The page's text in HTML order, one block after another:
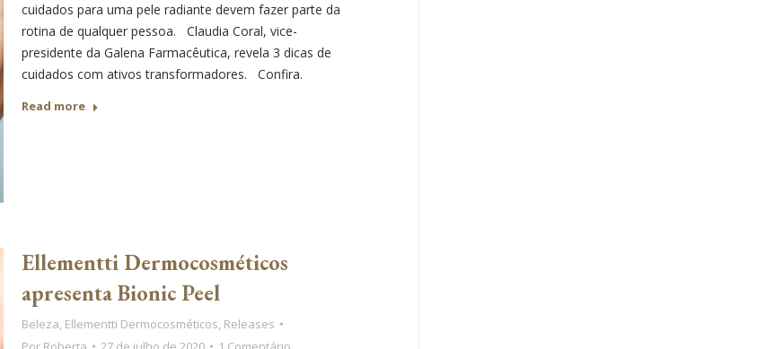
cuidados para uma pele radiante devem fazer parte da
rotina de qualquer pessoa. Claudia Coral, vice-
presidente da Galena Farmacêutica, revela 3 dicas de
cuidados com ativos transformadores. Confira.
Read more
Ellementti Dermocosméticos
apresenta Bionic Peel
Beleza Ellementti Dermocosméticos Releases